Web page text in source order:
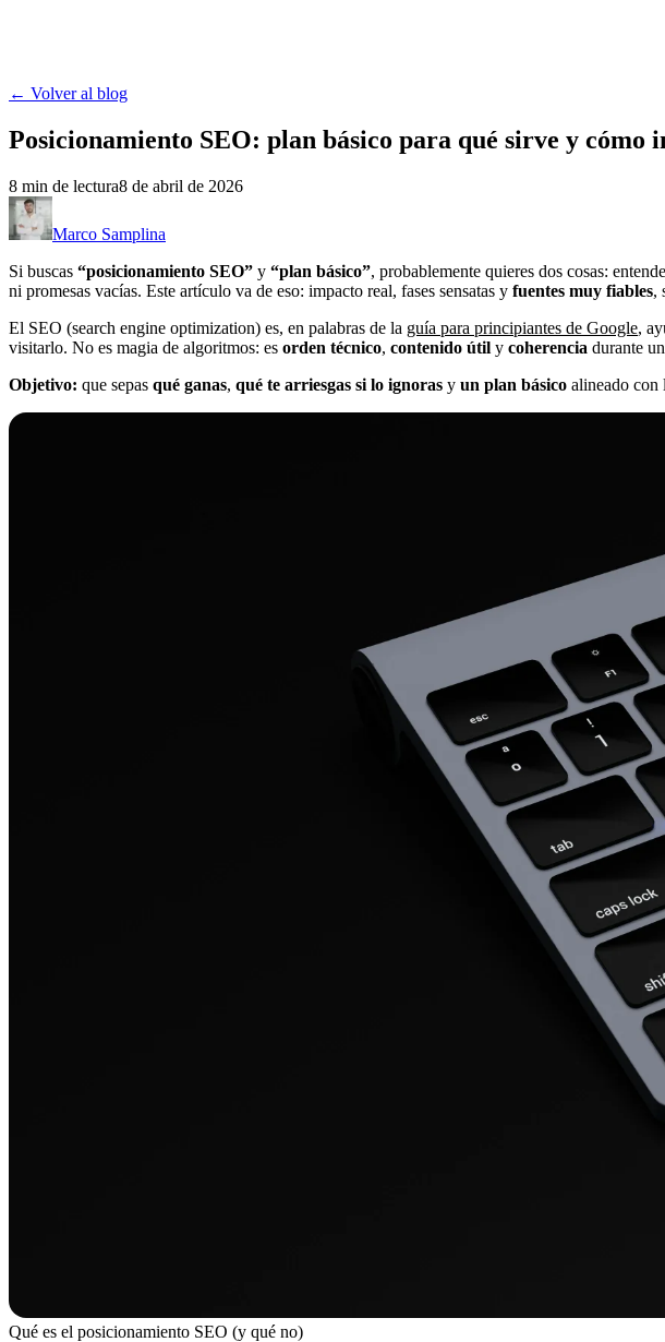
← Volver al blog
Posicionamiento SEO: plan básico para qué sirve y cómo
8 min de lectura8 de abril de 2026
Marco Samplina
Si buscas “posicionamiento SEO” y “plan básico”, probablemente quieres dos cosas:
ni promesas vacías. Este artículo va de eso: impacto real, fases sensatas y fuentes muy fiables,
El SEO (search engine optimization) es, en palabras de la guía para principiantes de Google,
visitarlo. No es magia de algoritmos: es orden técnico, contenido útil y coherencia durante
Objetivo: que sepas qué ganas, qué te arriesgas si lo ignoras y un plan básico alineado con
Qué es el posicionamiento SEO (y qué no)